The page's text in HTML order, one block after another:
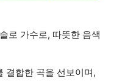
로 가수로, 따뜻한 음색
결합한 곡을 선보이며,